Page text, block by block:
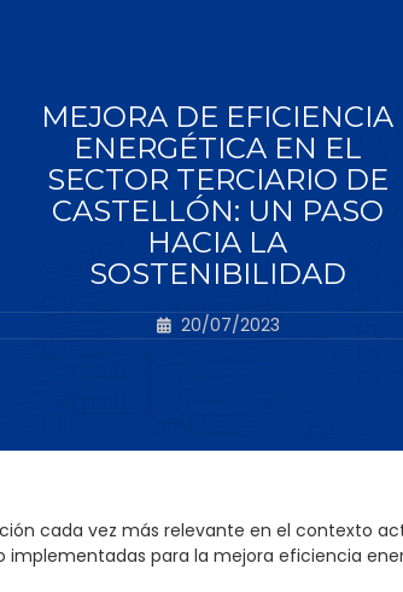
MEJORA DE EFICIENCIA
ENERGÉTICA EN EL
SECTOR TERCIARIO DE
CASTELLÓN: UN PASO
HACIA LA
SOSTENIBILIDAD
20/07/2023
cada vez más relevante en el contexto
implementadas para la mejora eficiencia